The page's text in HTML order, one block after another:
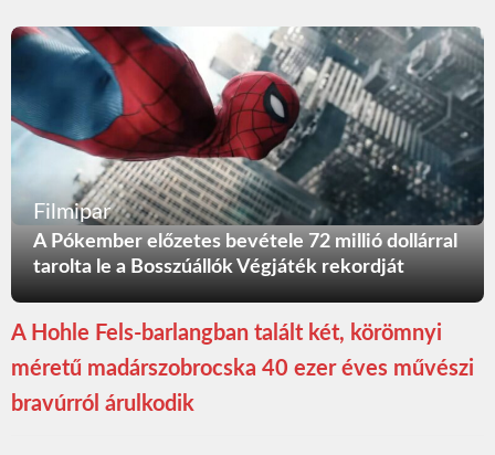
Filmipar
A Pókember előzetes bevétele 72 millió dollárral
tarolta le a Bosszúállók Végjáték rekordját
A Hohle Fels-barlangban talált két, körömnyi
méretű madárszobrocska 40 ezer éves művészi
bravúrról árulkodik